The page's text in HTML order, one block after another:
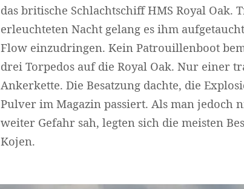
das britische Schlachtschiff HMS Royal
erleuchteten Nacht gelang es ihm
Flow einzudringen. Kein Patrouillenboot
drei Torpedos auf die Royal Oak. Nur einer
Ankerkette. Die Besatzung dachte, die
Pulver im Magazin passiert. Als man jedoch
weiter Gefahr sah, legten sich die meisten
Kojen.
Widerruf